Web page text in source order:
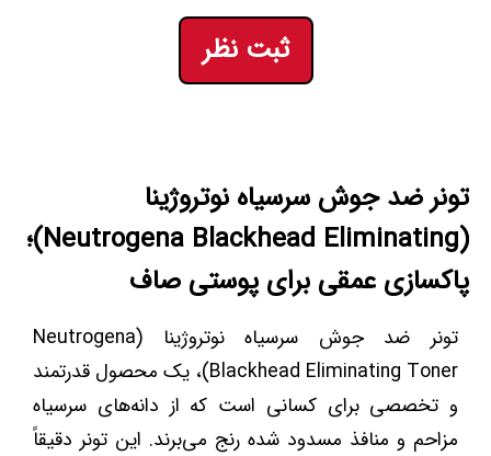
ثبت نظر
تونر ضد جوش سرسیاه نوتروژینا
(Neutrogena Blackhead Eliminating)؛
پاکسازی عمقی برای پوستی صاف
تونر ضد جوش سرسیاه نوتروژینا (Neutrogena
Blackhead Eliminating Toner)، یک محصول قدرتمند
و تخصصی برای کسانی است که از دانه‌های سرسیاه
مزاحم و منافذ مسدود شده رنج می‌برند. این تونر دقیقاً